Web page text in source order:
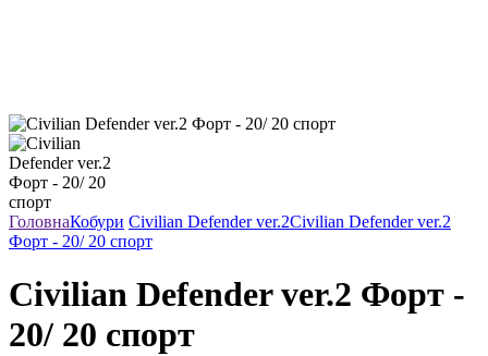
ГоловнаКобури Civilian Defender ver.2Civilian Defender ver.2
Форт - 20/ 20 спорт
Civilian Defender ver.2 Форт -
20/ 20 спорт